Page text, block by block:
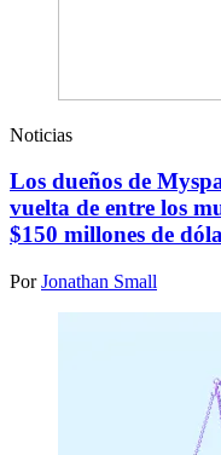
Noticias
Los dueños de
vuelta de entre los
$150 millones de
PorJonathan Small